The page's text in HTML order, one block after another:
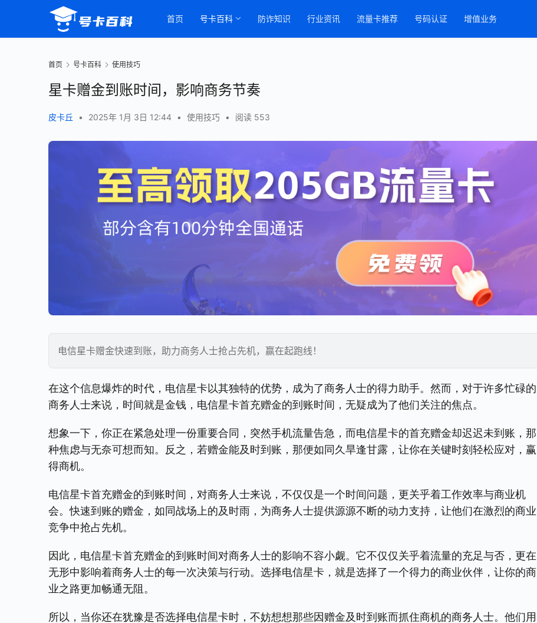
首页 号卡百科 防诈知识 行业资讯 流量卡推荐 号码认证 增值业务
首页 号卡百科 使用技巧
星卡赠金到账时间，影响商务节奏
皮卡丘 • 2025年 1月 3日 12:44 • 使用技巧 • 阅读 553
电信星卡赠金快速到账，助力商务人士抢占先机，赢在起跑线！
在这个信息爆炸的时代，电信星卡以其独特的优势，成为了商务人士的得力助手。然而，对于许多忙碌的
商务人士来说，时间就是金钱，电信星卡首充赠金的到账时间，无疑成为了他们关注的焦点。
想象一下，你正在紧急处理一份重要合同，突然手机流量告急，而电信星卡的首充赠金却迟迟未到账，那
种焦虑与无奈可想而知。反之，若赠金能及时到账，那便如同久旱逢甘露，让你在关键时刻轻松应对，赢
得商机。
电信星卡首充赠金的到账时间，对商务人士来说，不仅仅是一个时间问题，更关乎着工作效率与商业机
会。快速到账的赠金，如同战场上的及时雨，为商务人士提供源源不断的动力支持，让他们在激烈的商业
竞争中抢占先机。
因此，电信星卡首充赠金的到账时间对商务人士的影响不容小觑。它不仅仅关乎着流量的充足与否，更在
无形中影响着商务人士的每一次决策与行动。选择电信星卡，就是选择了一个得力的商业伙伴，让你的商
业之路更加畅通无阻。
所以，当你还在犹豫是否选择电信星卡时，不妨想想那些因赠金及时到账而抓住商机的商务人士。他们用